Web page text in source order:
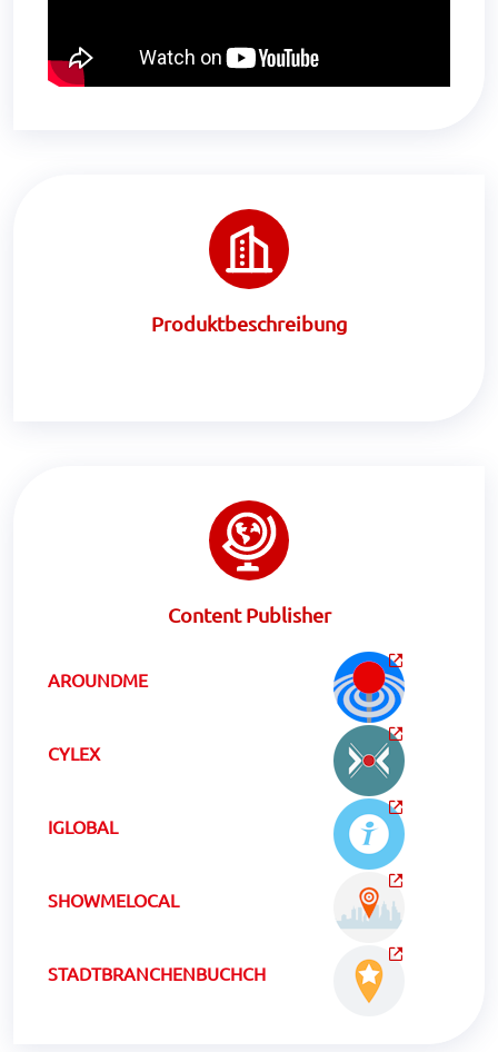
Produktbeschreibung
Content Publisher
AROUNDME
CYLEX
IGLOBAL
SHOWMELOCAL
STADTBRANCHENBUCHCH